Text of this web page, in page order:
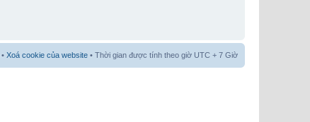
• Xoá cookie của website • Thời gian được tính theo giờ UTC + 7 Giờ